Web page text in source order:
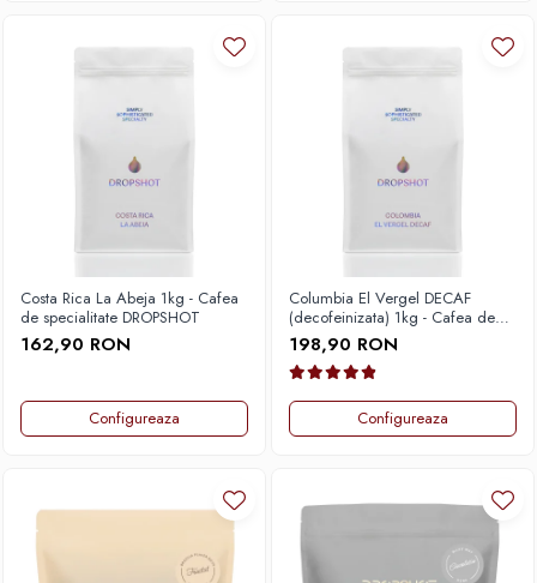
Costa Rica La Abeja 1kg - Cafea
de specialitate DROPSHOT
162,90 RON
Configureaza
Columbia El Vergel DECAF
(decofeinizata) 1kg - Cafea de
specialitate DROPSHOT
198,90 RON
Configureaza